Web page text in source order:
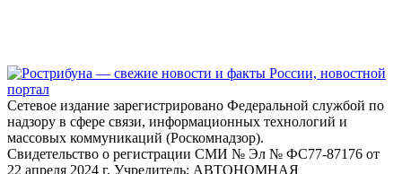
Сетевое издание зарегистрировано Федеральной службой по
надзору в сфере связи, информационных технологий и
массовых коммуникаций (Роскомнадзор).
Свидетельство о регистрации СМИ № Эл № ФС77-87176 от
22 апреля 2024 г. Учредитель: АВТОНОМНАЯ